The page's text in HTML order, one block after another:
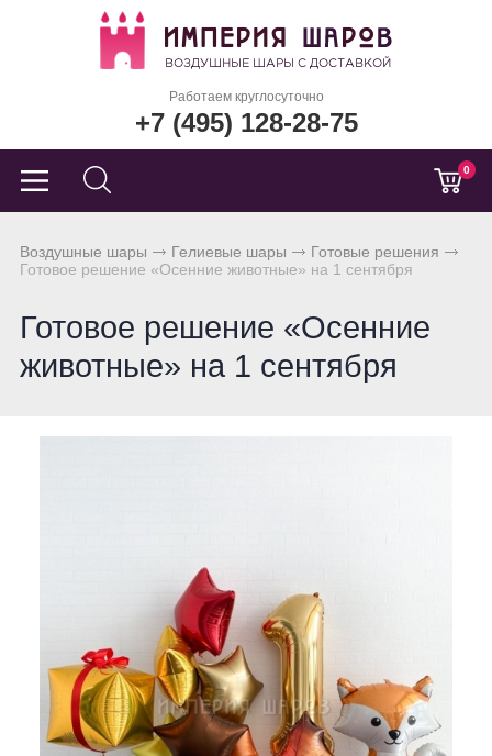
Работаем круглосуточно
+7 (495) 128-28-75
0
Воздушные шары Гелиевые шары
Готовые решения
Готовое решение «Осенние животные» на 1 сентября
Готовое решение «Осенние
животные» на 1 сентября